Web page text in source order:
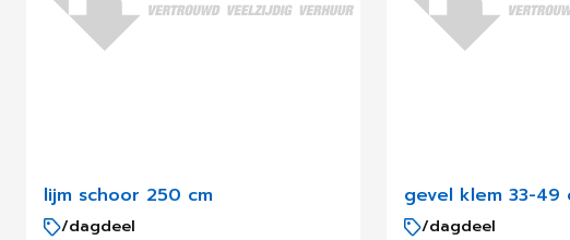
lijm schoor 250 cm
/dagdeel
gevel klem 33-49
/dagdeel